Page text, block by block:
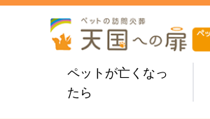
ペットが亡くなっ
たら